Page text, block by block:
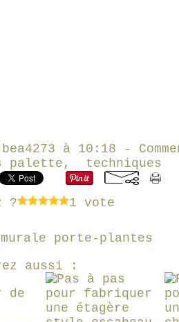
à 10:18 -
palette , techniques
? 1 vote
porte-plantes
aussi :